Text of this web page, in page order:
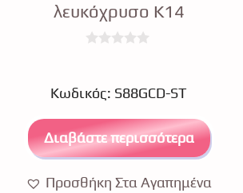
λευκόχρυσο Κ14
t
5
Κωδικός: S88GCD-ST
Διαβάστε περισσότερα
Προσθήκη Στα Αγαπημένα